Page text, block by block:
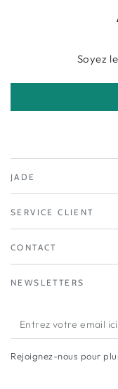
Soyez
JADE
SERVICE CLIENT
CONTACT
NEWSLETTERS
Entrez
votre
email
Rejoignez-nous pour